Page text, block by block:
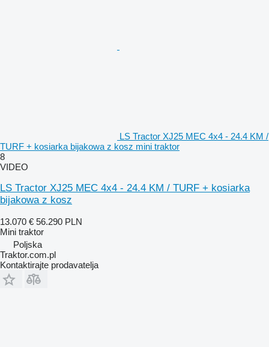
LS Tractor XJ25 MEC 4x4 - 24.4 KM /
TURF + kosiarka bijakowa z kosz mini traktor
8
VIDEO
LS Tractor XJ25 MEC 4x4 - 24.4 KM / TURF + kosiarka
bijakowa z kosz
13.070 € 56.290 PLN
Mini traktor
Poljska
Traktor.com.pl
Kontaktirajte prodavatelja